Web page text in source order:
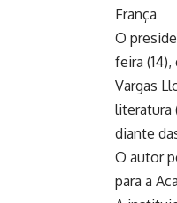
França
O
feira
Vargas
literatura
diante
O autor
para a